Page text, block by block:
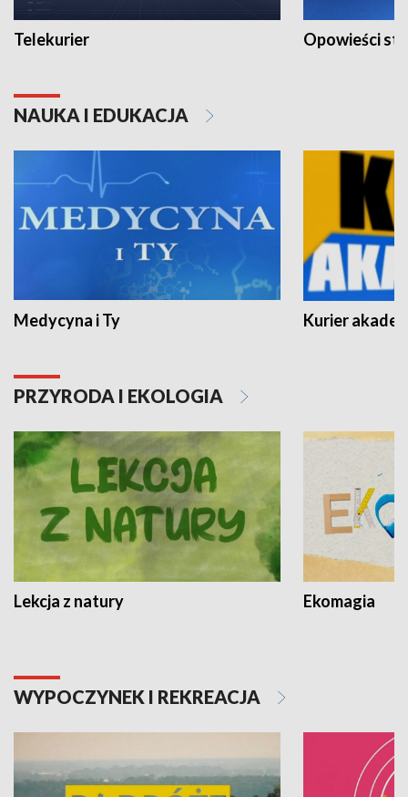
Telekurier Opowieści
NAUKA I EDUKACJA
Medycyna i Ty Kurier
PRZYRODA I EKOLOGIA
Lekcja z natury Ekomagia
WYPOCZYNEK I REKREACJA